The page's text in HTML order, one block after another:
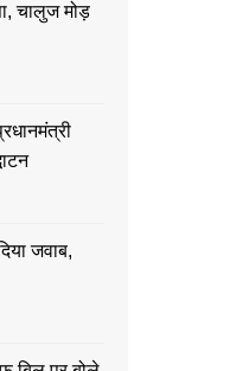
चालुज मोड़
जवाब,